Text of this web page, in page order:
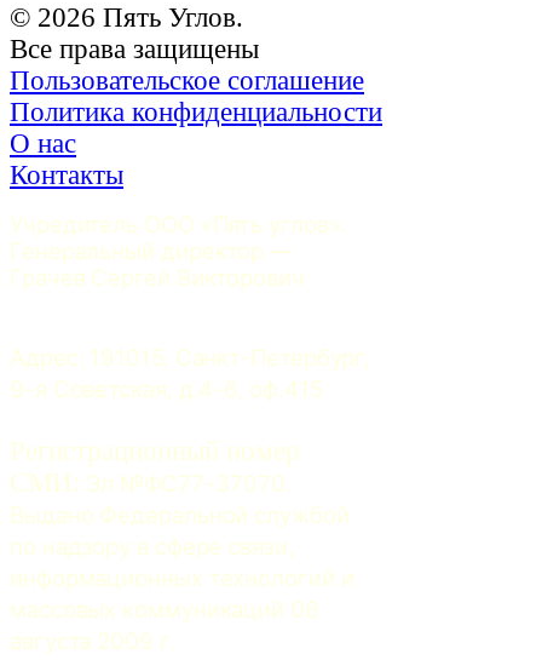
© 2026 Пять Углов.
Все права защищены
Пользовательское соглашение
Политика конфиденциальности
О нас
Контакты
Учредитель ООО «Пять углов».
Генеральный директор —
Грачев Сергей Викторович
Адрес: 191015, Санкт-Петербург,
9-я Советская, д.4-6, оф.415
Регистрационный номер
СМИ: Эл №ФС77-37070.
Выдано Федеральной службой
по надзору в сфере связи,
информационных технологий и
массовых коммуникаций 06
августа 2009 г.